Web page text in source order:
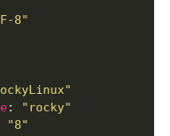
8"
:
"rocky"
"8"